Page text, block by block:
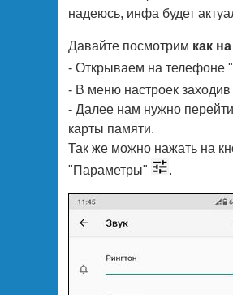
надеюсь, инфа будет
Давайте посмотрим как
- Открываем на телефоне
- В меню настроек заходив
- Далее нам нужно
карты памяти.
Так же можно нажать на
"Параметры"
.